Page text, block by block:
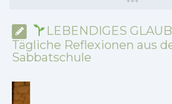
LEBENDIGES
Tägliche Reflexionen aus
Sabbatschule